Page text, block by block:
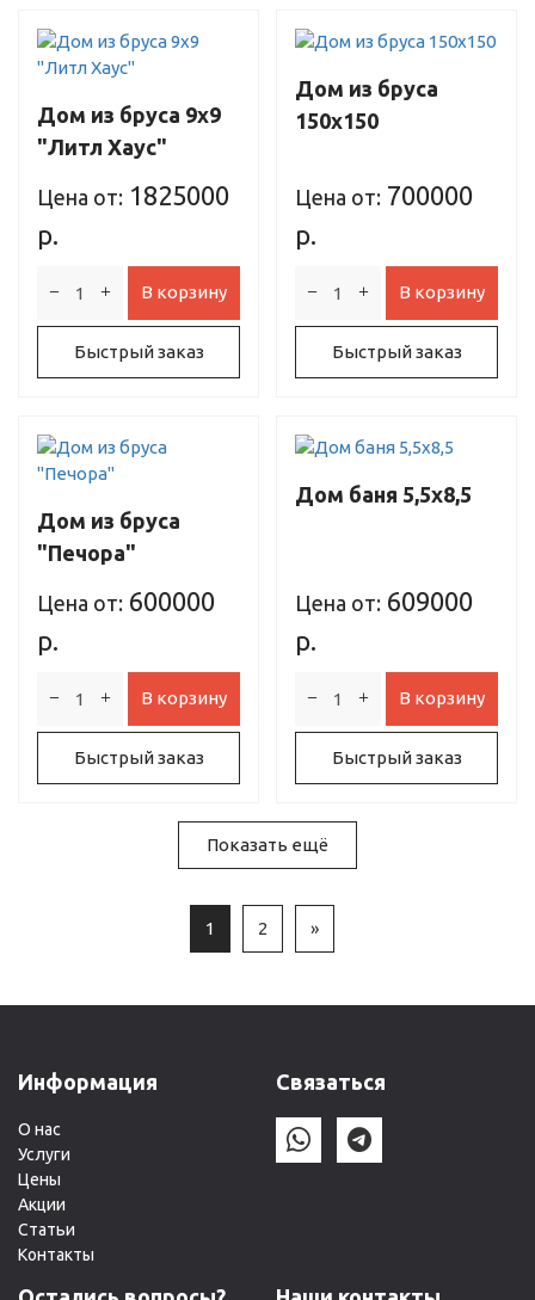
Дом из бруса 9х9
"Литл Хаус"
Цена от: 1825000
р.
В корзину
Быстрый заказ
Дом из бруса
150х150
Цена от: 700000
р.
В корзину
Быстрый заказ
Дом из бруса
"Печора"
Цена от: 600000
р.
В корзину
Быстрый заказ
Дом баня 5,5х8,5
Цена от: 609000
р.
В корзину
Быстрый заказ
Показать ещё
1 2 »
Информация
О нас
Услуги
Цены
Акции
Статьи
Контакты
Связаться